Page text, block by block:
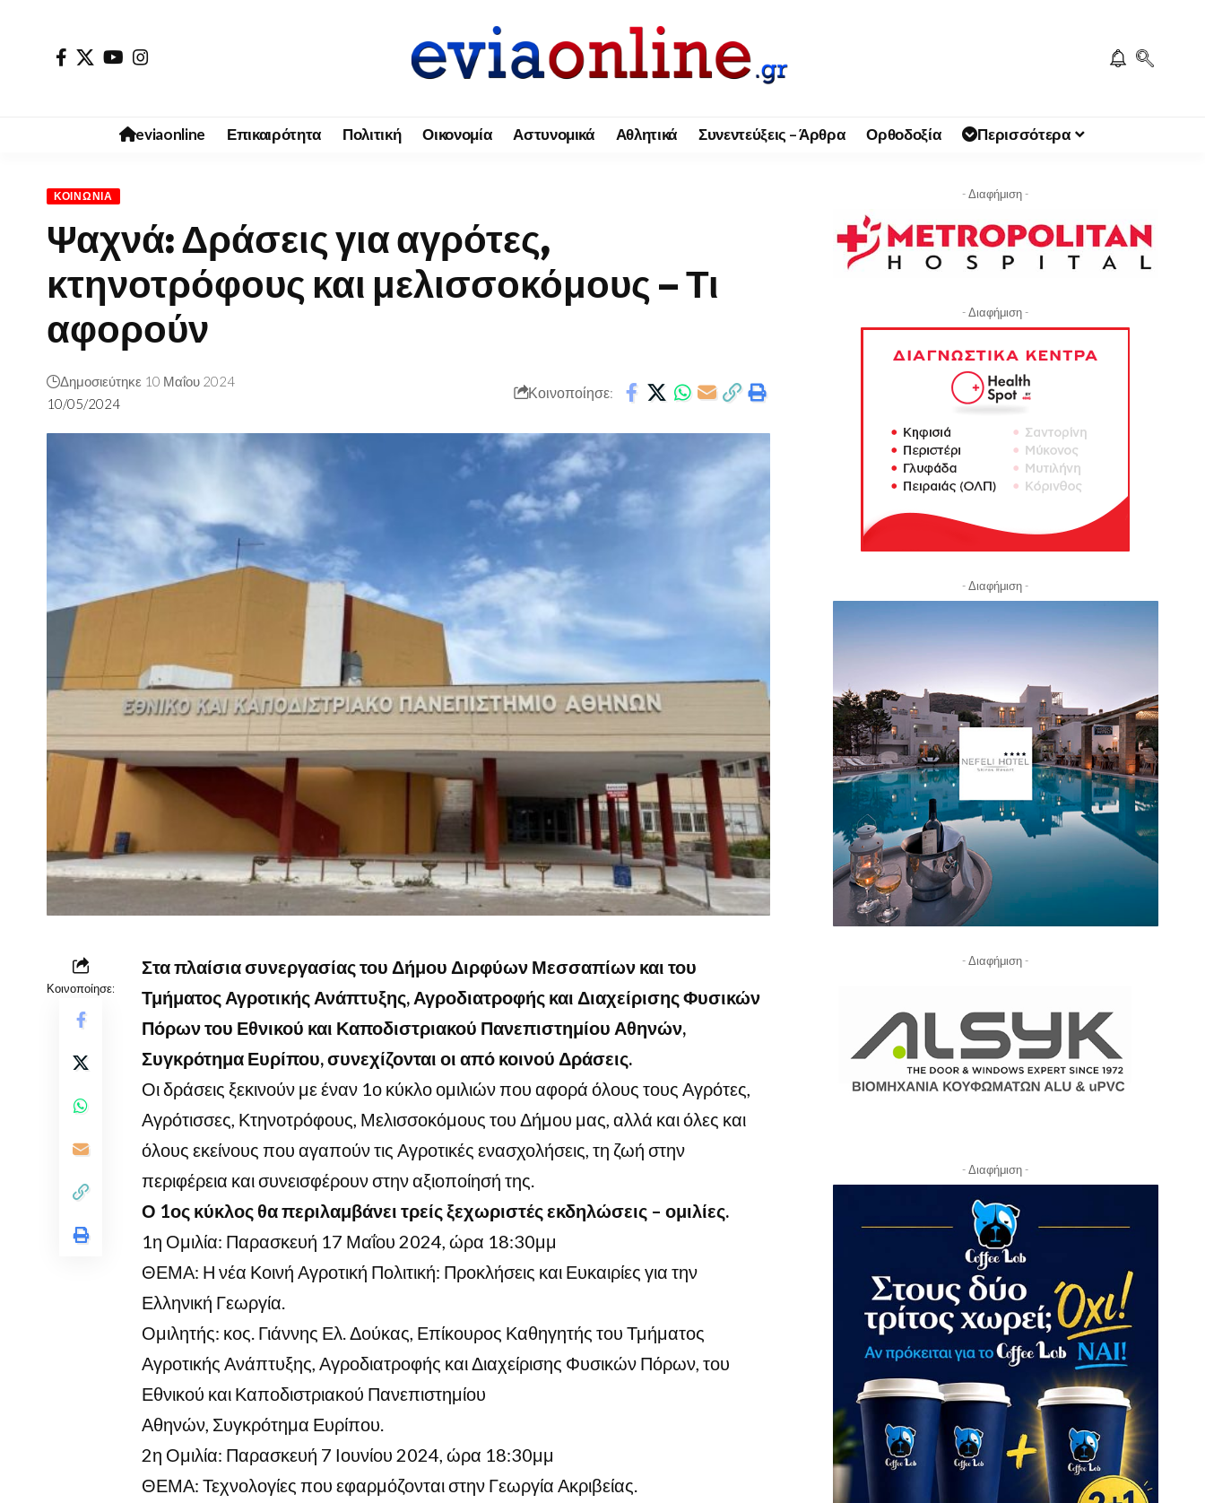
eviaonline Επικαιρότητα Πολιτική Οικονομία Αστυνομικά Αθλητικά Συνεντεύξεις – Άρθρα Ορθοδοξία Περισσότερα
ΚΟΙΝΩΝΊΑ
Ψαχνά: Δράσεις για αγρότες,
κτηνοτρόφους και μελισσοκόμους – Τι
αφορούν
10/05/2024
Δημοσιεύτηκε 10 Μαΐου 2024
Κοινοποίησε:
Κοινοποίησε:
Στα πλαίσια συνεργασίας του Δήμου Διρφύων Μεσσαπίων και του
Τμήματος Αγροτικής Ανάπτυξης, Αγροδιατροφής και Διαχείρισης Φυσικών
Πόρων του Εθνικού και Καποδιστριακού Πανεπιστημίου Αθηνών,
Συγκρότημα Ευρίπου, συνεχίζονται οι από κοινού Δράσεις.
Οι δράσεις ξεκινούν με έναν 1ο κύκλο ομιλιών που αφορά όλους τους Αγρότες,
Αγρότισσες, Κτηνοτρόφους, Μελισσοκόμους του Δήμου μας, αλλά και όλες και
όλους εκείνους που αγαπούν τις Αγροτικές ενασχολήσεις, τη ζωή στην
περιφέρεια και συνεισφέρουν στην αξιοποίησή της.
Ο 1ος κύκλος θα περιλαμβάνει τρείς ξεχωριστές εκδηλώσεις – ομιλίες.
1η Ομιλία: Παρασκευή 17 Μαΐου 2024, ώρα 18:30μμ
ΘΕΜΑ: Η νέα Κοινή Αγροτική Πολιτική: Προκλήσεις και Ευκαιρίες για την
Ελληνική Γεωργία.
Ομιλητής: κος. Γιάννης Ελ. Δούκας, Επίκουρος Καθηγητής του Τμήματος
Αγροτικής Ανάπτυξης, Αγροδιατροφής και Διαχείρισης Φυσικών Πόρων, του
Εθνικού και Καποδιστριακού Πανεπιστημίου
Αθηνών, Συγκρότημα Ευρίπου.
2η Ομιλία: Παρασκευή 7 Ιουνίου 2024, ώρα 18:30μμ
ΘΕΜΑ: Τεχνολογίες που εφαρμόζονται στην Γεωργία Ακριβείας.
- Διαφήμιση -
- Διαφήμιση -
- Διαφήμιση -
- Διαφήμιση -
- Διαφήμιση -